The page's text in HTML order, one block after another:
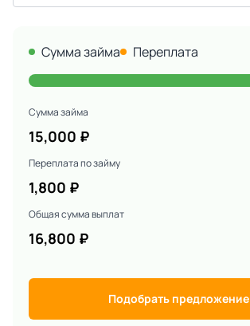
Сумма займа Переплата
Сумма займа
15,000 ₽
Переплата по займу
1,800 ₽
Общая сумма выплат
16,800 ₽
Подобрать предложение